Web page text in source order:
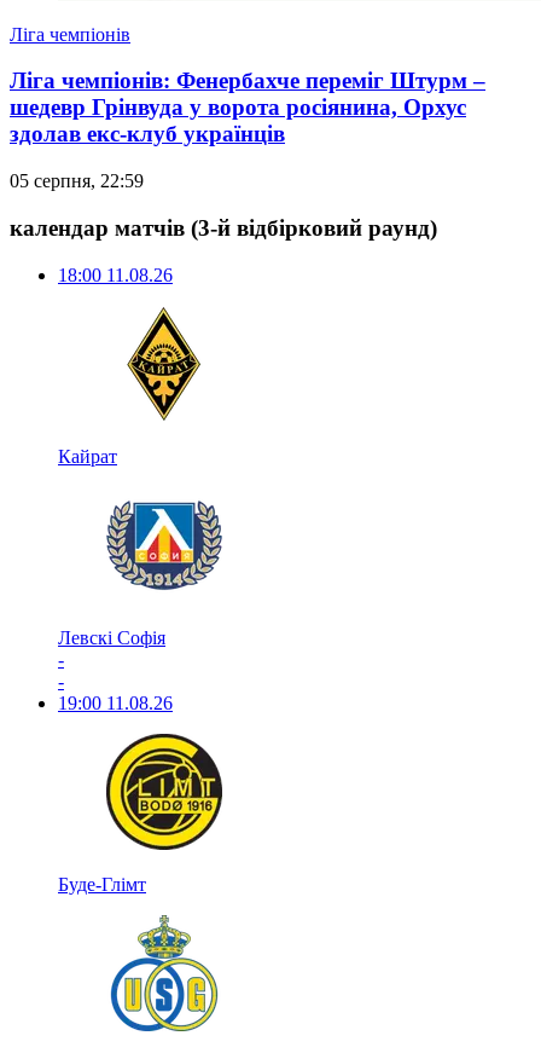
Ліга чемпіонів
Ліга чемпіонів: Фенербахче переміг Штурм –
шедевр Грінвуда у ворота росіянина, Орхус
здолав екс-клуб українців
05 серпня, 22:59
календар матчів (3-й відбірковий раунд)
18:00 11.08.26
Кайрат
Левскі Софія
-
-
19:00 11.08.26
Буде-Глімт